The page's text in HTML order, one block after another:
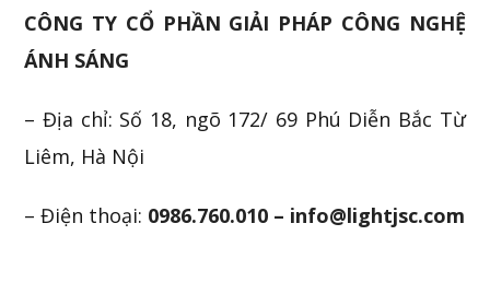
CÔNG TY CỔ PHẦN GIẢI PHÁP CÔNG NGHỆ
ÁNH SÁNG
– Địa chỉ: Số 18, ngõ 172/ 69 Phú Diễn Bắc Từ
Liêm, Hà Nội
– Điện thoại: 0986.760.010 – info@lightjsc.com